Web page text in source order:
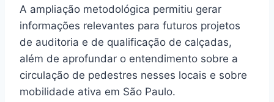
A ampliação metodológica permitiu gerar
informações relevantes para futuros projetos
de auditoria e de qualificação de calçadas,
além de aprofundar o entendimento sobre a
circulação de pedestres nesses locais e sobre
mobilidade ativa em São Paulo.